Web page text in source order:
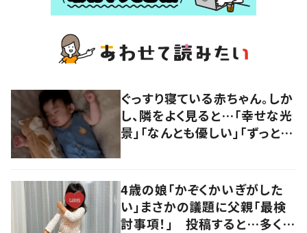
ぐっすり寝ている赤ちゃん。しか
し、隣をよく見ると…「幸せな光
景」「なんとも優しい」「ずっと見
4歳の娘「かぞくかいぎがした
い」まさかの議題に父親「最検
討事項！」 投稿すると…多くの